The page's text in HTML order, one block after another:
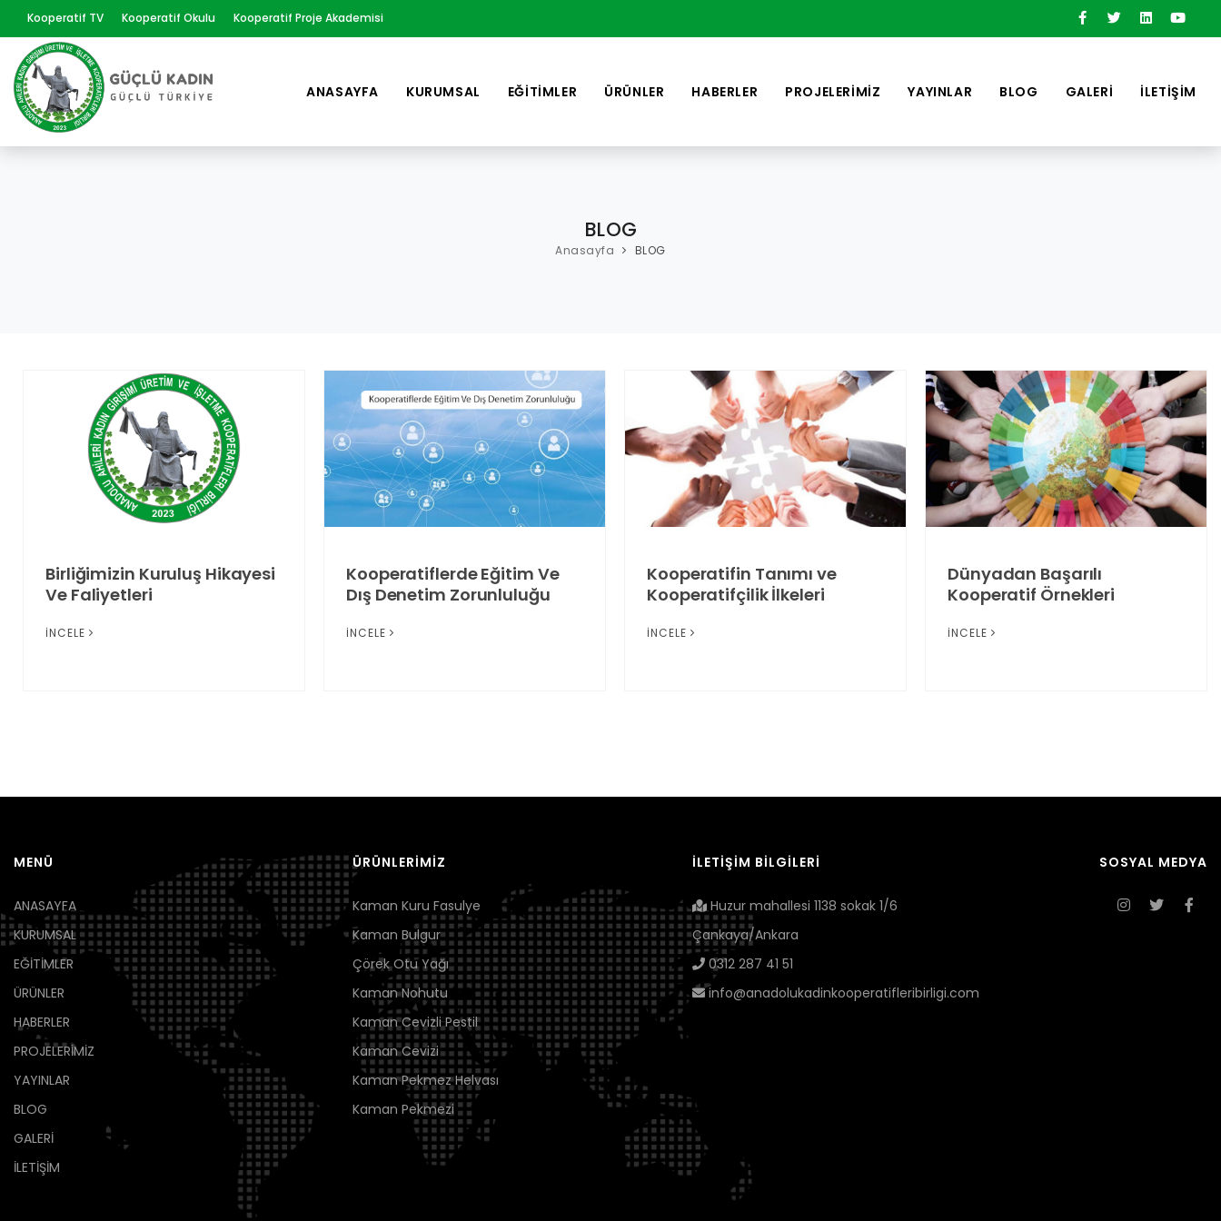
Kooperatif TV Kooperatif Okulu Kooperatif Proje Akademisi
ANASAYFA KURUMSAL EĞİTİMLER ÜRÜNLER HABERLER PROJELERİMİZ YAYINLAR BLOG GALERİ İLETİŞİM
BLOG
Anasayfa BLOG
Birliğimizin Kuruluş Hikayesi
Ve Faliyetleri
İNCELE
Kooperatiflerde Eğitim Ve
Dış Denetim Zorunluluğu
İNCELE
Kooperatifin Tanımı ve
Kooperatifçilik İlkeleri
İNCELE
Dünyadan Başarılı
Kooperatif Örnekleri
İNCELE
MENÜ
ANASAYFA
KURUMSAL
EĞİTİMLER
ÜRÜNLER
HABERLER
PROJELERİMİZ
YAYINLAR
BLOG
GALERİ
İLETİŞİM
ÜRÜNLERİMİZ
Kaman Kuru Fasulye
Kaman Bulgur
Çörek Otu Yağı
Kaman Nohutu
Kaman Cevizli Pestil
Kaman Cevizi
Kaman Pekmez Helvası
Kaman Pekmezi
İLETİŞİM BİLGİLERİ
Huzur mahallesi 1138 sokak 1/6
Çankaya/Ankara
0312 287 41 51
info@anadolukadinkooperatifleribirligi.com
SOSYAL MEDYA